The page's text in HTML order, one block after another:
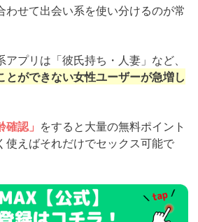
わせて出会い系を使い分けるのが常
プリは「彼氏持ち・人妻」など、
とができない女性ユーザーが急増し
認」 をすると大量の無料ポイント
使えばそれだけでセックス可能で